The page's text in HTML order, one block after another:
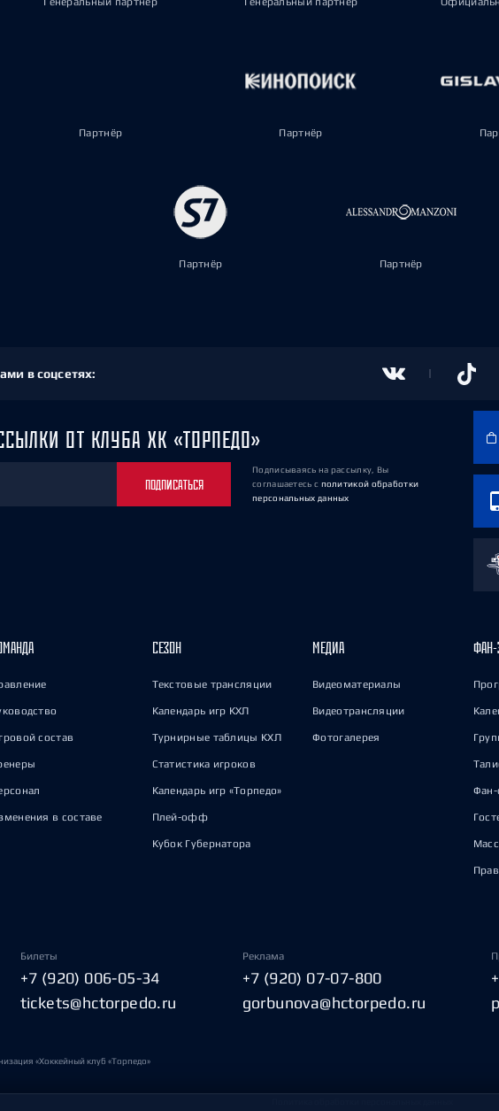
Партнёр Партнёр
Партнёр Партнёр
в соцсетях:
ОТ КЛУБА ХК «ТОРПЕДО»
ПОДПИСАТЬСЯ
Подписываясь на рассылку, Вы
соглашаетесь с политикой обработки
персональных данных
состав
в составе
СЕЗОН
Текстовые трансляции
Календарь игр КХЛ
Турнирные таблицы КХЛ
Статистика игроков
Календарь игр «Торпедо»
Плей-офф
Кубок Губернатора
МЕДИА
Видеоматериалы
Видеотрансляции
Фотогалерея
ФАН-
Фан-
Билеты
+7 (920) 006-05-34
tickets@hctorpedo.ru
Реклама
+7 (920) 07-07-800
gorbunova@hctorpedo.ru
«Хоккейный клуб «Торпедо»